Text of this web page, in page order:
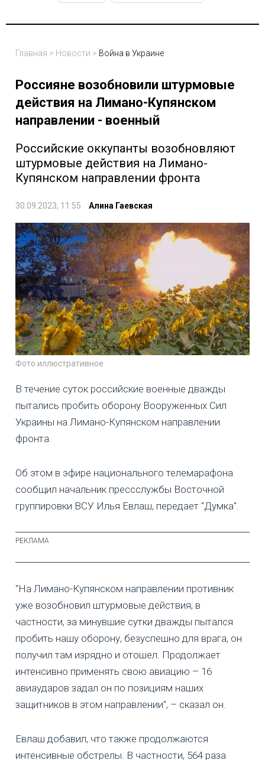
Главная > Новости > Война в Украине
Россияне возобновили штурмовые
действия на Лимано-Купянском
направлении - военный
Российские оккупанты возобновляют
штурмовые действия на Лимано-
Купянском направлении фронта
30.09.2023, 11:55 Алина Гаевская
Фото иллюстративное
В течение суток российские военные дважды
пытались пробить оборону Вооруженных Сил
Украины на Лимано-Купянском направлении
фронта.
Об этом в эфире национального телемарафона
сообщил начальник прессслужбы Восточной
группировки ВСУ Илья Евлаш, передает "Думка".
"На Лимано-Купянском направлении противник
уже возобновил штурмовые действия, в
частности, за минувшие сутки дважды пытался
пробить нашу оборону, безуспешно для врага, он
получил там изрядно и отошел. Продолжает
интенсивно применять свою авиацию – 16
авиаударов задал он по позициям наших
защитников в этом направлении", – сказал он.
Евлаш добавил, что также продолжаются
интенсивные обстрелы. В частности, 564 раза